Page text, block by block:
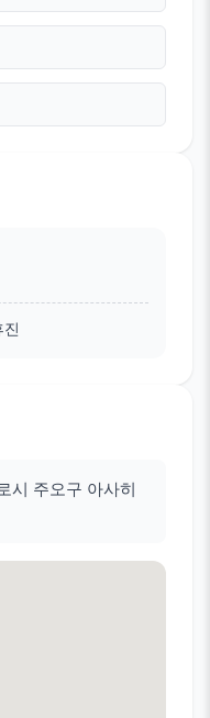
시 주오구 아사히